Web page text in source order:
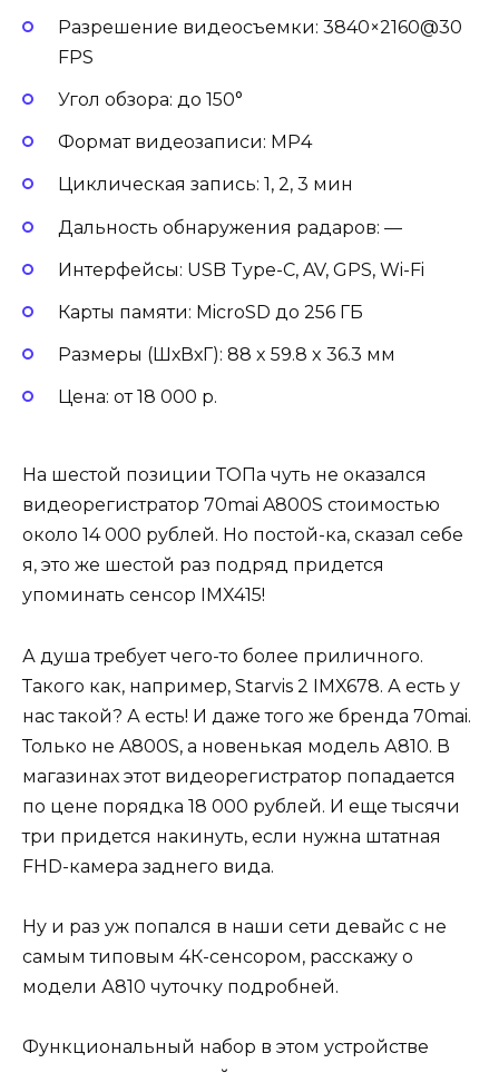
Разрешение видеосъемки: 3840×2160@30
FPS
Угол обзора: до 150°
Формат видеозаписи: MP4
Циклическая запись: 1, 2, 3 мин
Дальность обнаружения радаров: —
Интерфейсы: USB Type-C, AV, GPS, Wi-Fi
Карты памяти: MicroSD до 256 ГБ
Размеры (ШхВхГ): 88 x 59.8 x 36.3 мм
Цена: от 18 000 р.
На шестой позиции ТОПа чуть не оказался
видеорегистратор 70mai A800S стоимостью
около 14 000 рублей. Но постой-ка, сказал себе
я, это же шестой раз подряд придется
упоминать сенсор IMX415!
А душа требует чего-то более приличного.
Такого как, например, Starvis 2 IMX678. А есть у
нас такой? А есть! И даже того же бренда 70mai.
Только не A800S, а новенькая модель А810. В
магазинах этот видеорегистратор попадается
по цене порядка 18 000 рублей. И еще тысячи
три придется накинуть, если нужна штатная
FHD-камера заднего вида.
Ну и раз уж попался в наши сети девайс с не
самым типовым 4К-сенсором, расскажу о
модели А810 чуточку подробней.
Функциональный набор в этом устройстве